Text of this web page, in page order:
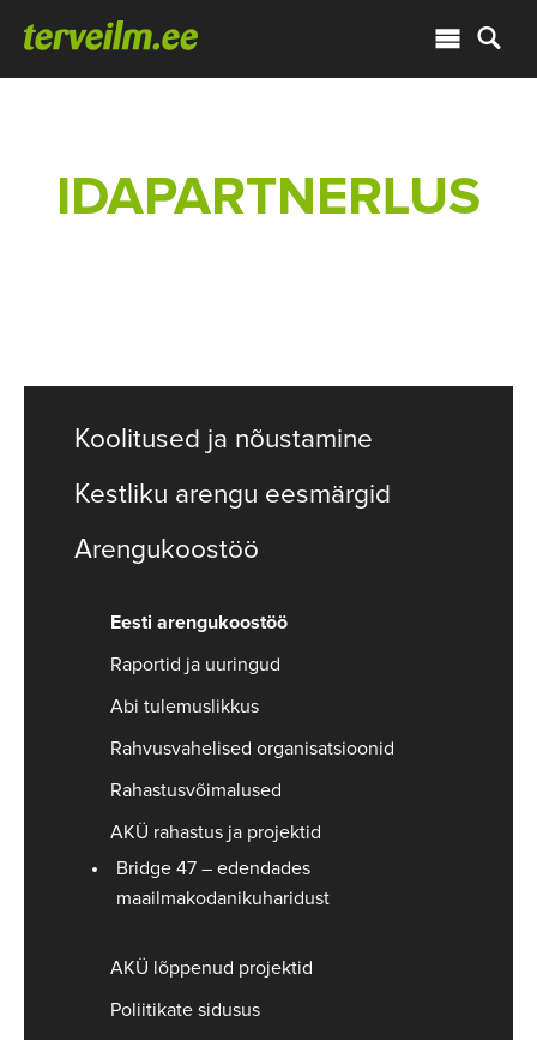
IDAPARTNERLUS
Koolitused ja nõustamine
Kestliku arengu eesmärgid
Arengukoostöö
Eesti arengukoostöö
Raportid ja uuringud
Abi tulemuslikkus
Rahvusvahelised organisatsioonid
Rahastusvõimalused
AKÜ rahastus ja projektid
Bridge 47 – edendades
maailmakodanikuharidust
AKÜ lõppenud projektid
Poliitikate sidusus